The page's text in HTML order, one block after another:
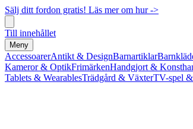
Sälj ditt fordon gratis! Läs mer om hur ->
Till innehållet
Meny
AccessoarerAntikt & DesignBarnartiklar
Kameror & OptikFrimärkenHandgjort &
Tablets & WearablesTrädgård & VäxterTV-spel